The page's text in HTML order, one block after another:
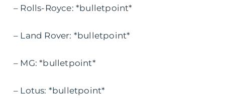
– Rolls-Royce: *bulletpoint*
– Land Rover: *bulletpoint*
– MG: *bulletpoint*
– Lotus: *bulletpoint*